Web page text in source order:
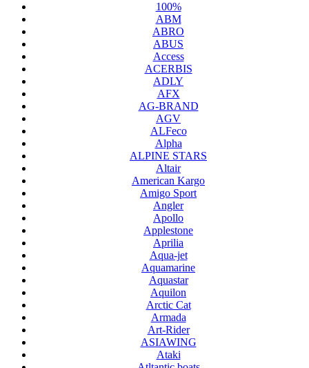
100%
ABM
ABRO
ABUS
Access
ACERBIS
ADLY
AFX
AG-BRAND
AGV
ALFeco
Alpha
ALPINE STARS
Altair
American Kargo
Amigo Sport
Angler
Apollo
Applestone
Aprilia
Aqua-jet
Aquamarine
Aquastar
Aquilon
Arctic Cat
Armada
Art-Rider
ASIAWING
Ataki